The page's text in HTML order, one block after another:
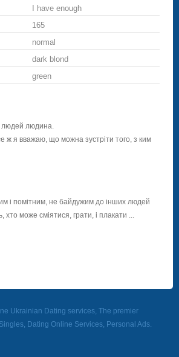
I have enough
165
normal
dark blond
green
людей людина.
ж я вважаю, що можна зустріти того, з ким
і помітним, не байдужим до інших людей
хто може сміятися, грати, і плакати ...
Ukrainian Dating services, The premier
Dating Online Services, Personal Ads.